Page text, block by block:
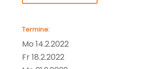
Termine:
Mo 14.2.2022
Fr 18.2.2022